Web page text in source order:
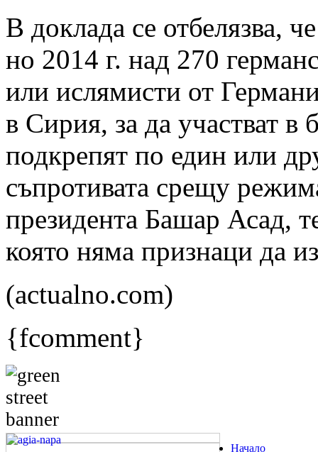
В доклада се отбелязва,
но 2014 г. над 270
или ислямисти от
в Сирия, за да участват в
подкрепят по един или
съпротивата срещу
президента Башар Асад,
която няма признаци да
(actualno.com)
{fcomment}
Начало